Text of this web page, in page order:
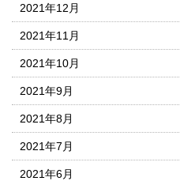
2021年12月
2021年11月
2021年10月
2021年9月
2021年8月
2021年7月
2021年6月